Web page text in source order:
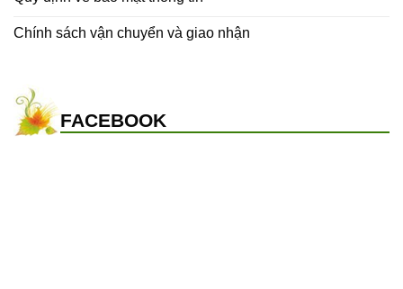
Chính sách vận chuyển và giao nhận
FACEBOOK